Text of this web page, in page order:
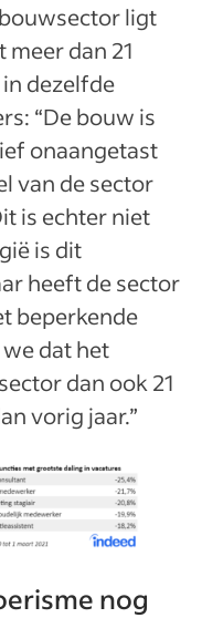
ligt
dan 21
dezelfde
“De bouw is
onaangetast
van de sector
is echter niet
is dit
heeft de sector
beperkende
dat het
dan ook 21
vorig jaar.”
nog